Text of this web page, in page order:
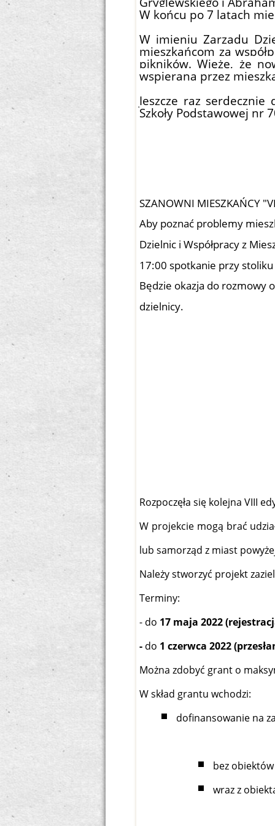
W końcu po 7 latach
W imieniu Zarządu
mieszkańcom za
pikników. Wieżę, że
wspierana przez
Jeszcze raz
Szkoły Podstawowej nr
SZANOWNI MIESZKAŃCY
Aby poznać problemy
Dzielnic i Współpracy z
17:00 spotkanie przy
Będzie okazja do rozmowy
dzielnicy.
Rozpoczęła się kolejna VIII
W projekcie mogą brać
lub samorząd z miast
Należy stworzyć projekt
Terminy:
- do 17 maja 2022
- do 1 czerwca 2022
Można zdobyć grant o
W skład grantu wchodzi:
dofinansowanie na
bez
wraz z